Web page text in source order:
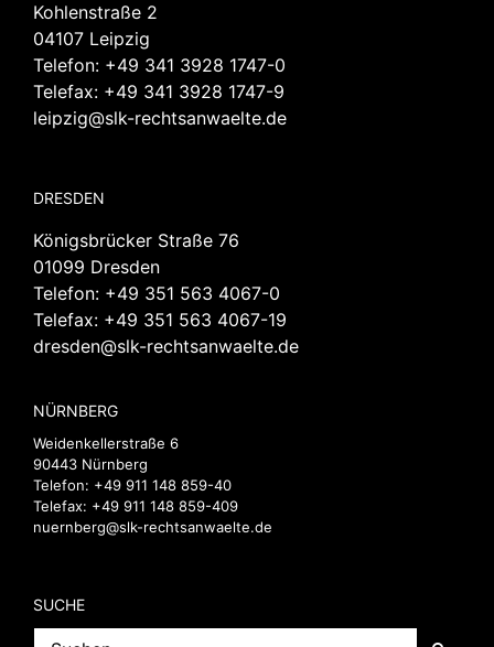
Kohlenstraße 2
04107 Leipzig
Telefon: +49 341 3928 1747-0
Telefax: +49 341 3928 1747-9
leipzig@slk-rechtsanwaelte.de
DRESDEN
Königsbrücker Straße 76
01099 Dresden
Telefon: +49 351 563 4067-0
Telefax: +49 351 563 4067-19
dresden@slk-rechtsanwaelte.de
NÜRNBERG
Weidenkellerstraße 6
90443 Nürnberg
Telefon: +49 911 148 859-40
Telefax: +49 911 148 859-409
nuernberg@slk-rechtsanwaelte.de
SUCHE